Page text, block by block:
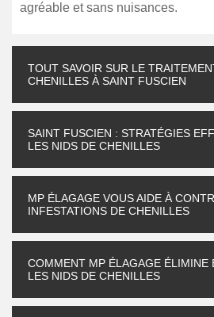
agréable et sans nuisances.
TOUT SAVOIR SUR LE
CHENILLES À SAINT FUSCIEN
SAINT FUSCIEN : STRATÉGIES
LES NIDS DE CHENILLES
MP ÉLAGAGE VOUS AIDE À
INFESTATIONS DE CHENILLES
COMMENT MP ÉLAGAGE ÉLIMINE
LES NIDS DE CHENILLES